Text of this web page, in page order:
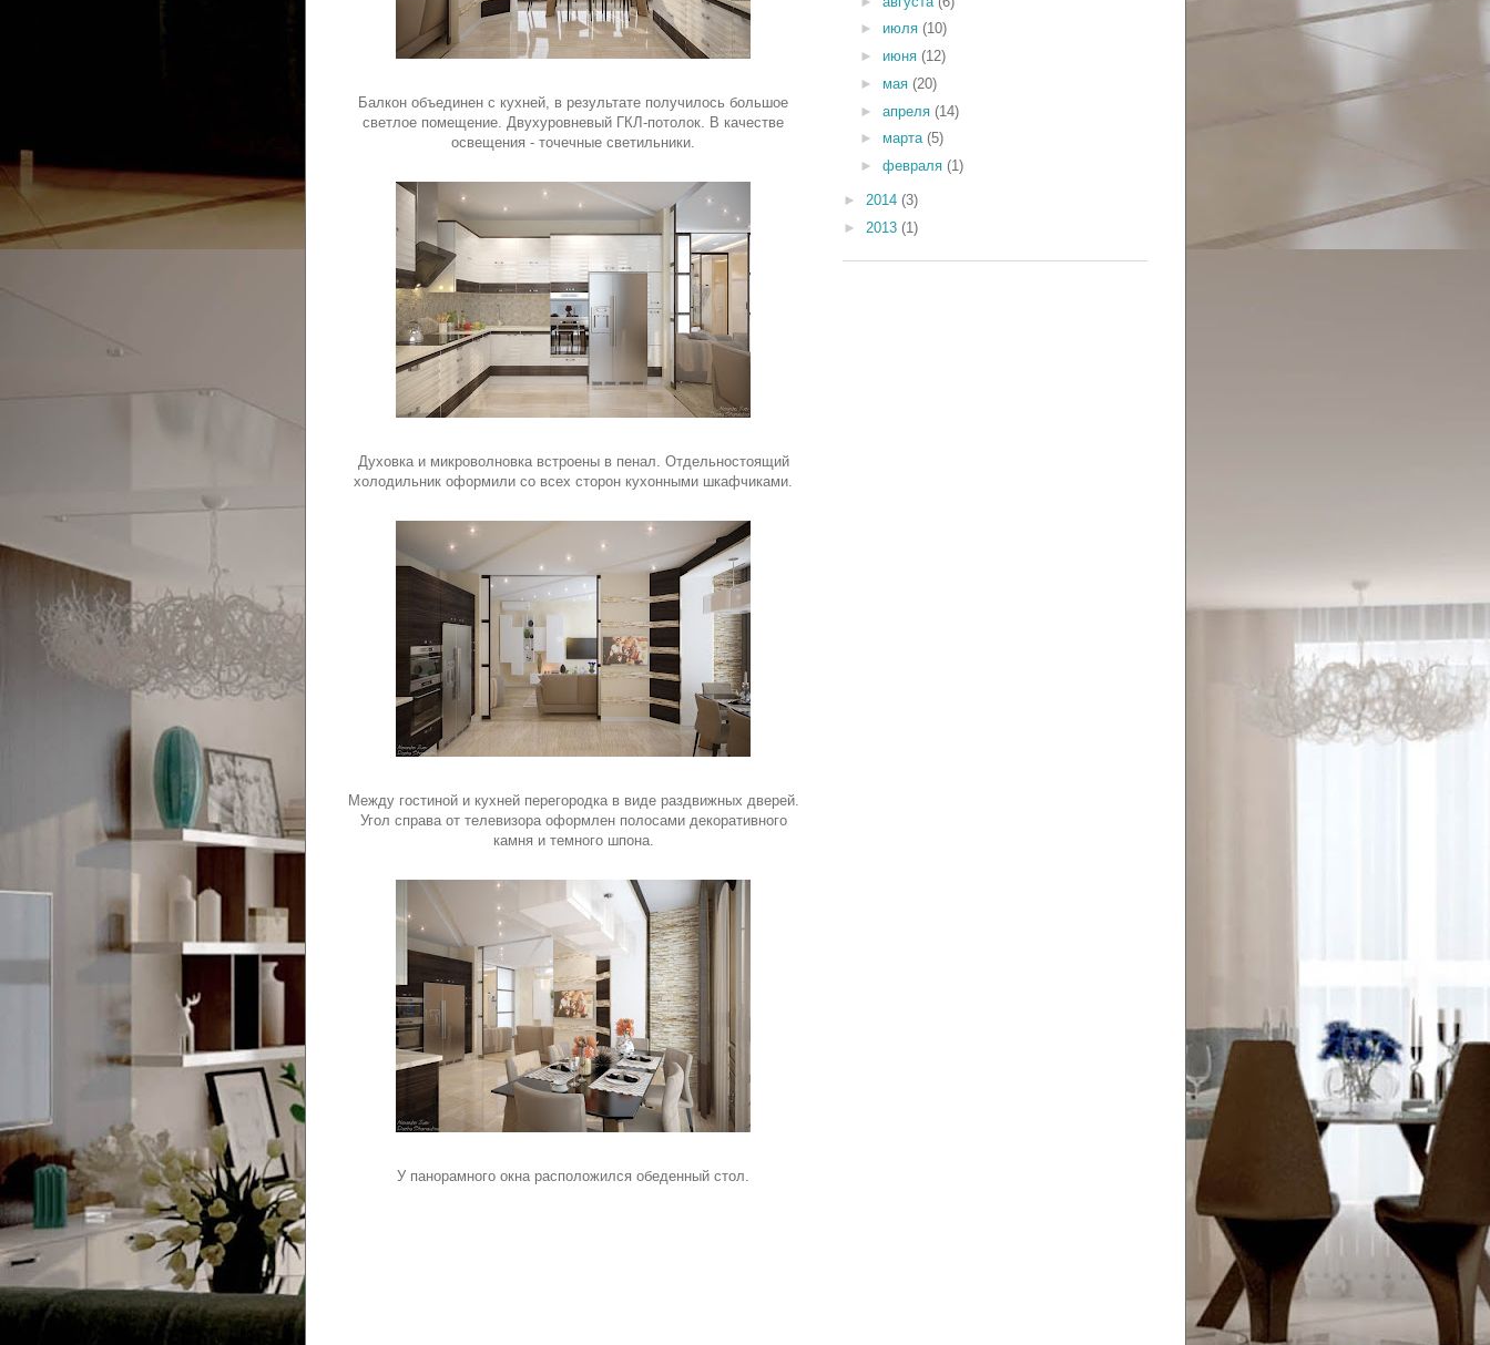
Балкон объединен с кухней, в результате получилось большое
светлое помещение. Двухуровневый ГКЛ-потолок. В качестве
освещения - точечные светильники.
Духовка и микроволновка встроены в пенал. Отдельностоящий
холодильник оформили со всех сторон кухонными шкафчиками.
Между гостиной и кухней перегородка в виде раздвижных дверей.
Угол справа от телевизора оформлен полосами декоративного
камня и темного шпона.
У панорамного окна расположился обеденный стол.
► июля(10)
► июня(12)
► мая(20)
►апреля(14)
► марта(5)
►февраля(1)
► 2014 (3)
► 2013 (1)